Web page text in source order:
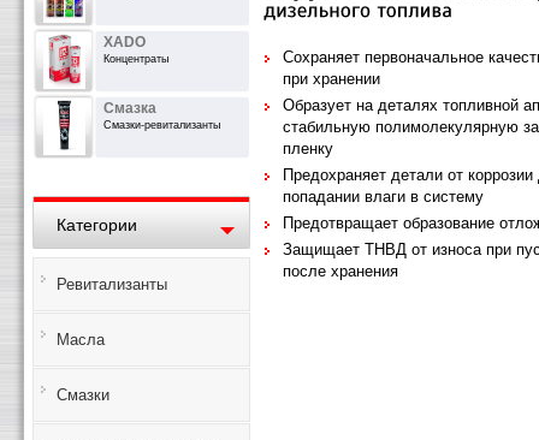
XADO
Концентраты
Смазка
Смазки-ревитализанты
Категории
Ревитализанты
Масла
Смазки
Сохраняет первоначальное
при хранении
Образует на деталях топливной
стабильную полимолекулярную
пленку
Предохраняет детали от
попадании влаги в систему
Предотвращает образование
Защищает ТНВД от износа при
после хранения